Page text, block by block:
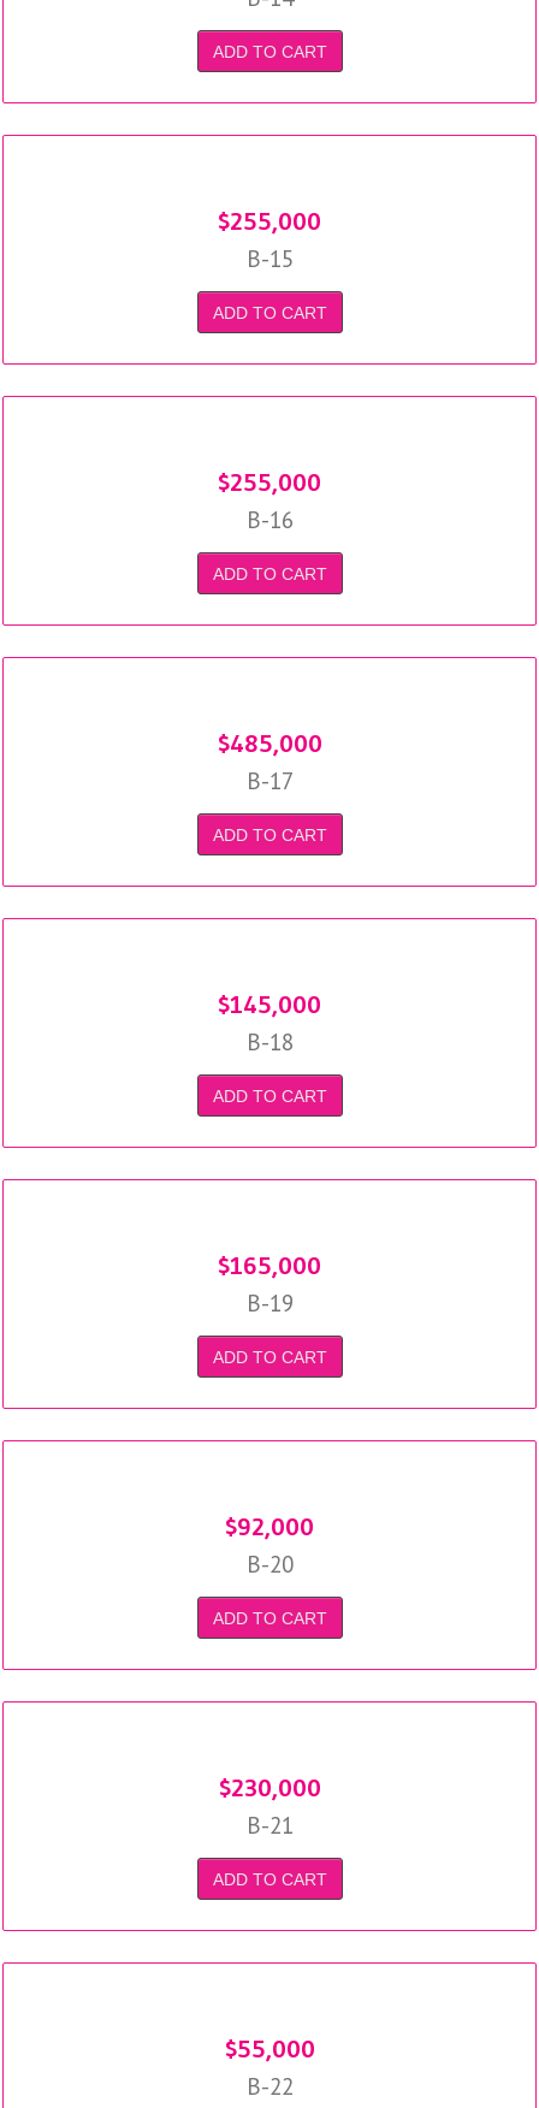
ADD TO CART
$255,000
B-15
ADD TO CART
$255,000
B-16
ADD TO CART
$485,000
B-17
ADD TO CART
$145,000
B-18
ADD TO CART
$165,000
B-19
ADD TO CART
$92,000
B-20
ADD TO CART
$230,000
B-21
ADD TO CART
$55,000
B-22